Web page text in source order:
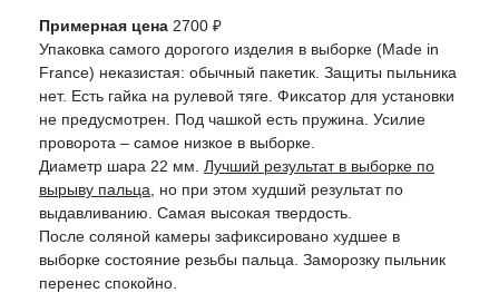
Примерная цена 2700 ₽
Упаковка самого дорогого изделия в выборке (Made in
France) неказистая: обычный пакетик. Защиты пыльника
нет. Есть гайка на рулевой тяге. Фиксатор для установки
не предусмотрен. Под чашкой есть пружина. Усилие
проворота – самое низкое в выборке.
Диаметр шара 22 мм. Лучший результат в выборке по
вырыву пальца, но при этом худший результат по
выдавливанию. Самая высокая твердость.
После соляной камеры зафиксировано худшее в
выборке состояние резьбы пальца. Заморозку пыльник
перенес спокойно.